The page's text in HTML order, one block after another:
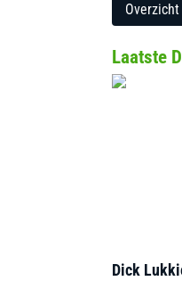
Overzicht
Laatste
Dick